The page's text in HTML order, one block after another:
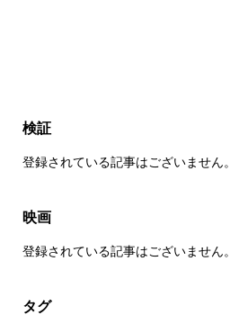
検証
登録されている記事はございません。
映画
登録されている記事はございません。
タグ